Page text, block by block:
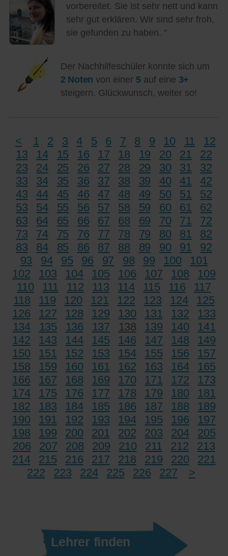
vorbereitet. Sie ist sehr nett und kann
sehr gut erklären. Wir sind sehr froh,
sie gefunden zu haben. "
Der Nachhilfeschüler konnte sich um
2 Noten von einer 5auf eine 3+
steigern. Glückwunsch, weiter so!
< 1 2 3 4 5 6 7 8 9 10 11
12
13
14 15 16 17 18 19 20 21
22
23
24 25 26 27 28 29 30 31
32
33
34 35 36 37 38 39 40 41
42
43
44 45 46 47 48 49 50 51
52
53
54 55 56 57 58 59 60 61
62
63
64 65 66 67 68 69 70 71
72
73
74 75 76 77 78 79 80 81
82
83
84 85 86 87 88 89 90 91
92
93
94 95 96 97 98 99 100
101
102
103 104 105 106 107 108
109
110
111 112 113 114 115 116
117
118
119 120 121 122 123 124
125
126
127 128 129 130 131 132
133
134
135 136 137 138 139 140
141
142
143 144 145 146 147 148
149
150
151 152 153 154 155 156
157
158
159 160 161 162 163 164
165
166
167 168 169 170 171 172
173
174
175 176 177 178 179 180
181
182
183 184 185 186 187 188
189
190
191 192 193 194 195 196
197
198
199 200 201 202 203 204
205
206
207 208 209 210 211 212
213
214
215 216 217 218 219 220
221
222
223 224 225 226 227 >
Lehrer finden